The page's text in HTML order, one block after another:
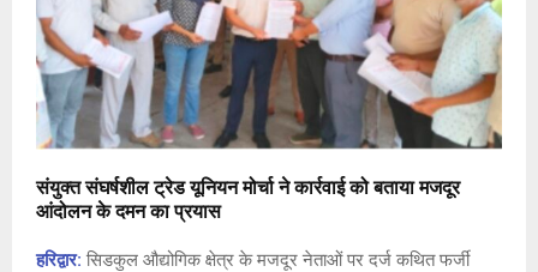
संयुक्त संघर्षशील ट्रेड यूनियन मोर्चा ने कार्रवाई को बताया मजदूर
आंदोलन के दमन का प्रयास
हरिद्वार: सिडकुल औद्योगिक क्षेत्र के मजदूर नेताओं पर दर्ज कथित फर्जी